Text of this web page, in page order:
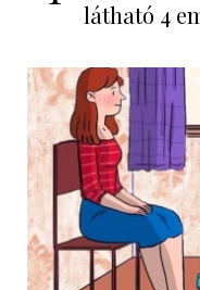
látható 4